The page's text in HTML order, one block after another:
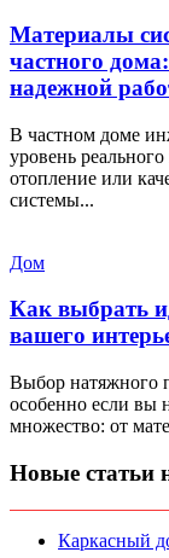
Материалы
частного
надежной
В частном доме
уровень
отопление или
системы...
Дом
Как выбрать
вашего
Выбор натяжного
особенно если вы
множество: от
Новые статьи
Каркасный